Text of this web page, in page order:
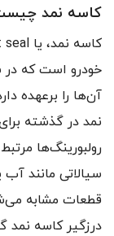
کاسه نمد
خودرو است که در
آن‌ها را برعهده
نمد در گذشته
رولبورینگ‌ها
سیالاتی مانند
قطعات مشابه
درزگیر کاسه نمد